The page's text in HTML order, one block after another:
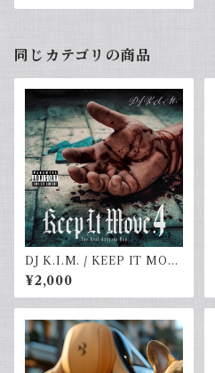
同じカテゴリの商品
DJ K.I.M. / KEEP IT MOV
E vol.4
¥2,000